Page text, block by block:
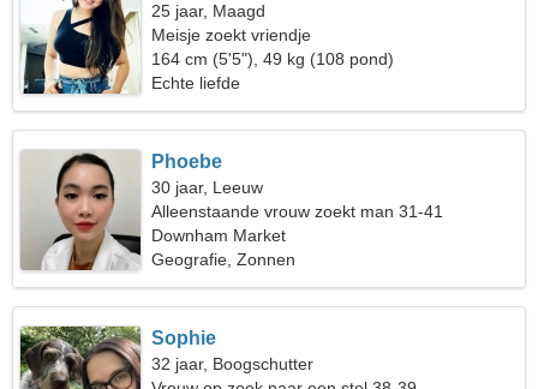
25 jaar, Maagd
Meisje zoekt vriendje
164 cm (5'5"), 49 kg (108 pond)
Echte liefde
Phoebe
30 jaar, Leeuw
Alleenstaande vrouw zoekt man 31-41
Downham Market
Geografie, Zonnen
Sophie
32 jaar, Boogschutter